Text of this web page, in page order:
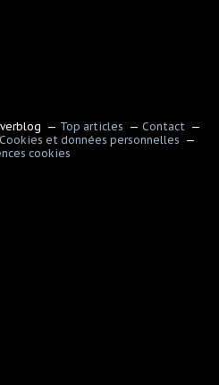
Top articles
Contact
Cookies et données personnelles
cookies